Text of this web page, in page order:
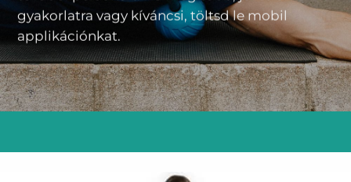
gyakorlatra vagy kíváncsi, töltsd le mobil
applikációnkat.